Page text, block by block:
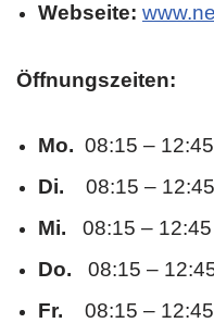
Webseite:
Öffnungszeiten:
Mo. 08:15 –
Di. 08:15 –
Mi. 08:15 –
Do. 08:15 –
Fr. 08:15 –